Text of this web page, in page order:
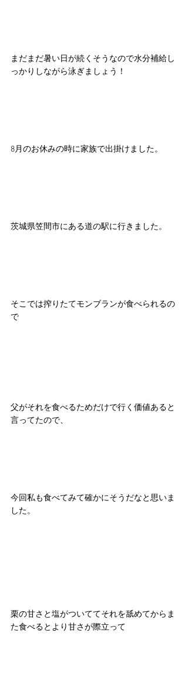
まだまだ暑い日が続くそうなので水分補給し
っかりしながら泳ぎましょう！
8月のお休みの時に家族で出掛けました。
茨城県笠間市にある道の駅に行きました。
そこでは搾りたてモンブランが食べられるの
で
父がそれを食べるためだけで行く価値あると
言ってたので、
今回私も食べてみて確かにそうだなと思いま
した。
栗の甘さと塩がついててそれを舐めてからま
た食べるとより甘さが際立って